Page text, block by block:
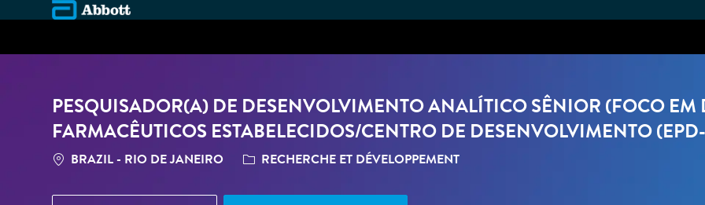
PESQUISADOR(A) DE DESENVOLVIMENTO ANALÍTICO SÊNIOR (FOCO
FARMACÊUTICOS ESTABELECIDOS/CENTRO DE DESENVOLVIMENTO
LOCATION
BRAZIL - RIO DE JANEIRO CATÉGORIE
RECHERCHE ET DÉVELOPPEMENT